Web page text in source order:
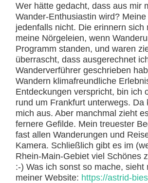
Wer hätte gedacht, dass aus mir
Wander-Enthusiastin wird? Meine
jedenfalls nicht. Die erinnern sich
meine Nörgeleien, wenn
Programm standen, und waren
überrascht, dass ausgerechnet
Wanderverführer geschrieben
Wandern klimafreundliche
Entdeckungen verspricht, bin ich
rund um Frankfurt unterwegs. Da
mich aus. Aber manchmal zieht
fernere Gefilde. Mein treuester
fast allen Wanderungen und
Kamera. Schließlich gibt es im
Rhein-Main-Gebiet viel Schönes
:-) Was ich sonst so mache, sieht
meiner Website: https://astrid-